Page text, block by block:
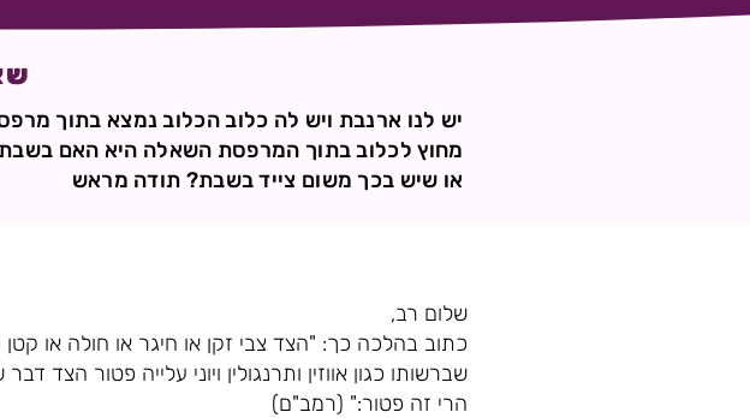
יש לנו ארנבת ויש לה כלוב הכלוב נמצא בתוך
מחוץ לכלוב בתוך המרפסת השאלה היא האם
או שיש בכך משום צייד בשבת? תודה מראש
שלום רב,
כתוב בהלכה כך: "הצד צבי זקן או חיגר או חולה או
שברשותו כגון אווזין ותרנגולין ויוני עלייה פטור הצד
הרי זה פטור:" (רמב"ם)